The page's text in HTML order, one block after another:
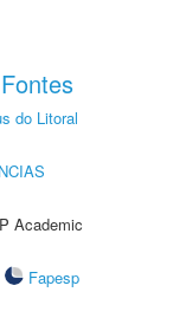
do Litoral
Academic
Fapesp